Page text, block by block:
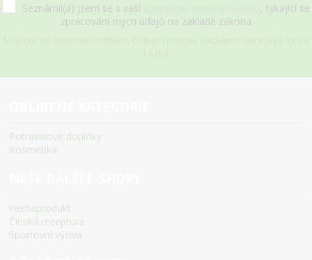
Seznámil(a) jsem se s vaší
, týkající se
zpracování mých údajů na základě zákona
Potravinové doplňky
Kosmetika
Herbaprodukt
Čínská receptura
Sportovní výživa